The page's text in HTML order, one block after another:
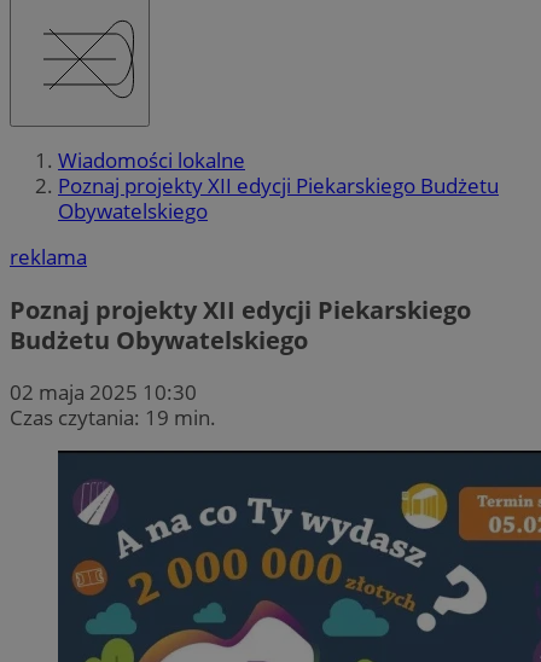
Wiadomości lokalne
Poznaj projekty XII edycji Piekarskiego Budżetu
Obywatelskiego
reklama
Poznaj projekty XII edycji Piekarskiego
Budżetu Obywatelskiego
02 maja 2025 10:30
Czas czytania: 19 min.